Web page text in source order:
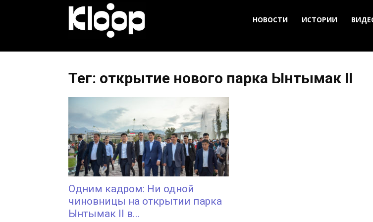
Новости
Кыргызстана
НОВОСТИ ИСТОРИИ
Тег: открытие нового парка Ынтымак II
Одним кадром: Ни одной
чиновницы на открытии парка
Ынтымак II в...